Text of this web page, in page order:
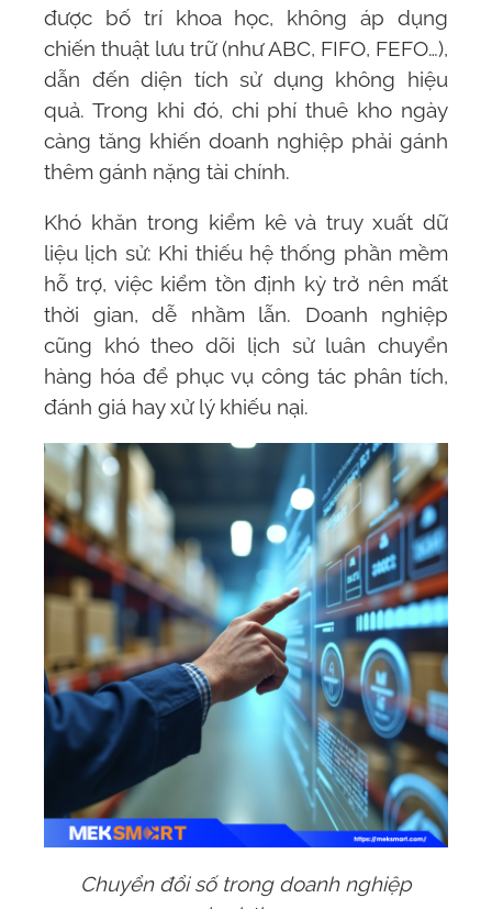
được bố trí khoa học, không áp dụng
chiến thuật lưu trữ (như ABC, FIFO, FEFO…),
dẫn đến diện tích sử dụng không hiệu
quả. Trong khi đó, chi phí thuê kho ngày
càng tăng khiến doanh nghiệp phải gánh
thêm gánh nặng tài chính.
Khó khăn trong kiểm kê và truy xuất dữ
liệu lịch sử: Khi thiếu hệ thống phần mềm
hỗ trợ, việc kiểm tồn định kỳ trở nên mất
thời gian, dễ nhầm lẫn. Doanh nghiệp
cũng khó theo dõi lịch sử luân chuyển
hàng hóa để phục vụ công tác phân tích,
đánh giá hay xử lý khiếu nại.
Chuyển đổi số trong doanh nghiệp